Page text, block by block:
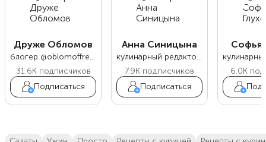
Друже Обломов
блогер @oblomoffrecipe
31.6Kподписчиков
Подписаться
Анна Синицына
кулинарный редактор Food.ru
7.9K подписчиков
Подписаться
Софья
6.0K